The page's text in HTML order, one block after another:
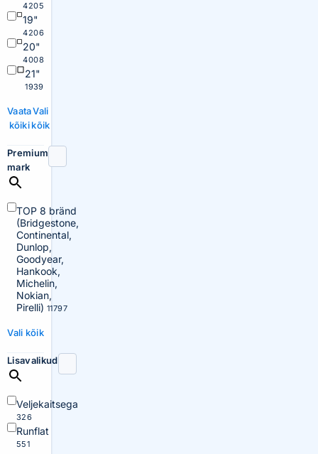
4205
19"
4206
20"
4008
21"
1939
Vaata
kõiki
Vali
kõik
Premium
mark
TOP 8 bränd
(Bridgestone,
Continental,
Dunlop,
Goodyear,
Hankook,
Michelin,
Nokian,
Pirelli) 11797
Vali kõik
Lisavalikud
Veljekaitsega
326
Runflat
551